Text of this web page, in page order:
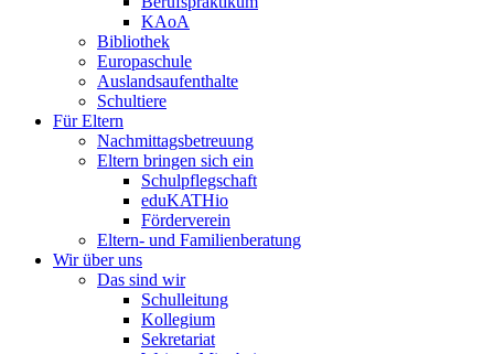
KAoA
Bibliothek
Europaschule
Auslandsaufenthalte
Schultiere
Für Eltern
Nachmittagsbetreuung
Eltern bringen sich ein
Schulpflegschaft
eduKATHio
Förderverein
Eltern- und Familienberatung
Wir über uns
Das sind wir
Schulleitung
Kollegium
Sekretariat